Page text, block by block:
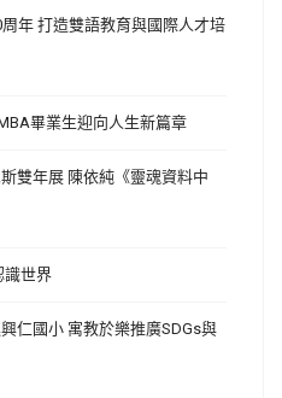
年 打造雙語教育與國際人才培
畢業生迎向人生新篇章
雙年展 陳依純《靈魂資料中
識世界
仁國小 寓教於樂推廣SDGs與